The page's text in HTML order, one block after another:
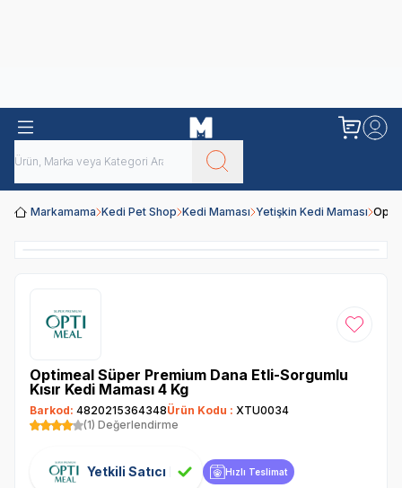
Markamama Kedi Pet Shop Kedi Maması Yetişkin Kedi Maması
Favoriye
Optimeal Süper Premium Dana Etli-Sorgumlu
Kısır Kedi Maması 4 Kg
Barkod: 4820215364348Ürün Kodu : XTU0034
(1) Değerlendirme
Yetkili Satıcı Hızlı Teslimat